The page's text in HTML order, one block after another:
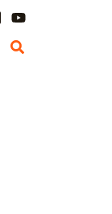
Suchen